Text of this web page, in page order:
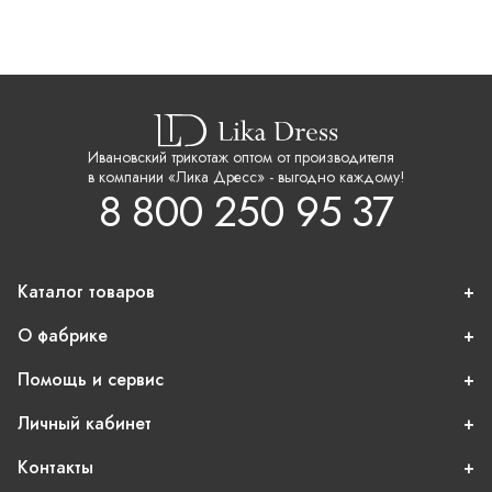
Ивановский трикотаж оптом от производителя
в компании «Лика Дресс» - выгодно каждому!
8 800 250 95 37
Каталог товаров
О фабрике
Помощь и сервис
Личный кабинет
Контакты